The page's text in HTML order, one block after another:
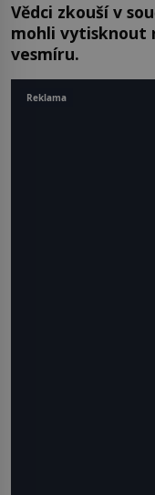
Vědci zkouší v
mohli vytisknout
vesmíru.
Reklama